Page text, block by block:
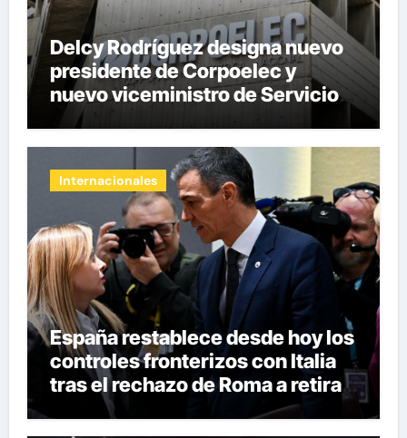
Delcy Rodríguez designa nuevo
presidente de Corpoelec y
nuevo viceministro de Servicios
Eléctricos
Internacionales
España restablece desde hoy los
controles fronterizos con Italia
tras el rechazo de Roma a retirar
las restricciones